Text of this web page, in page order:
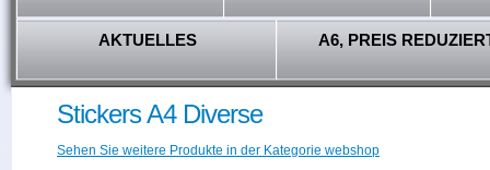
AKTUELLES A6, PREIS
Stickers A4 Diverse
Sehen Sie weitere Produkte in der Kategorie webshop